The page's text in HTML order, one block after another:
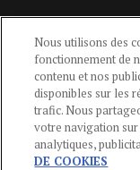
CGU-POLITIQUE DE
Nous utilisons des
fonctionnement de
contenu et nos
disponibles sur les
trafic. Nous
votre navigation
analytiques,
DE COOKIES